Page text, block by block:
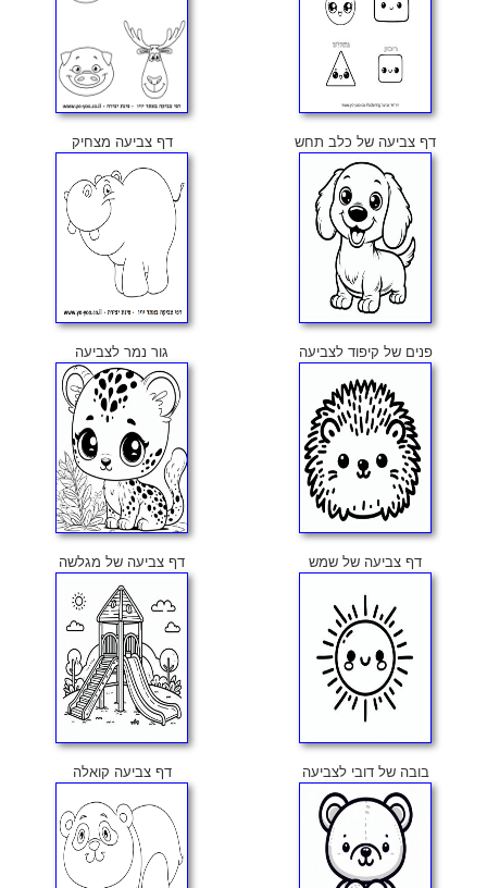
דף צביעה של כלב תחש דף צביעה מצחיק
פנים של קיפוד לצביעה גור נמר לצביעה
דף צביעה של שמש דף צביעה של מגלשה
בובה של דובי לצביעה דף צביעה קואלה